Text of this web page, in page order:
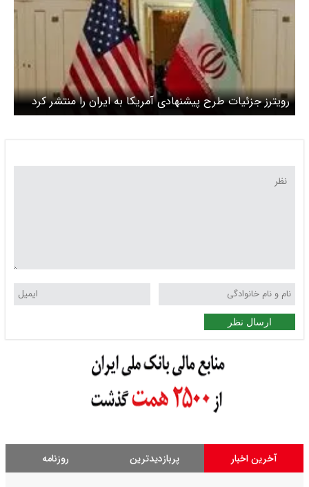
رویترز جزئیات طرح پیشنهادی آمریکا به ایران را منتشر کرد
ارسال نظر
آخرین اخبار پربازدیدترین روزنامه